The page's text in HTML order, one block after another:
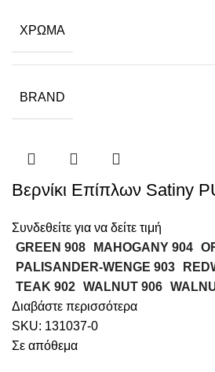
ΧΡΏΜΑ
BRAND
Βερνίκι Επίπλων Satiny
Συνδεθείτε για να δείτε τιμή
GREEN 908
MAHOGANY 904
PALISANDER-WENGE 903
TEAK 902 WALNUT 906
Διαβάστε περισσότερα
SKU: 131037-0
Σε απόθεμα